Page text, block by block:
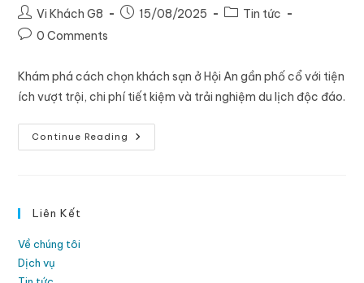
Vi Khách G8 15/08/2025
Tin tức
0 Comments
Khám phá cách chọn khách sạn ở Hội An gần phố cổ với tiện
ích vượt trội, chi phí tiết kiệm và trải nghiệm du lịch độc đáo.
Continue Reading
Liên Kết
Về chúng tôi
Dịch vụ